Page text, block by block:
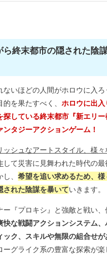
終末都市の隠された陰
ないほどの人間がホロウに入
的を果たすべく、ホロウに出
探している終末都市『新エリ
ンタジーアクションゲーム！
ッシュなアートスタイル、様
して災害に見舞われた時代の
し、希望を追い求めるため、
された陰謀を暴いていきます。
ー『プロキシ』と強敵と戦い
快な戦闘アクションシステム
ック、スキルや無限の組合せが
ーグライク系の豊富な探索が楽